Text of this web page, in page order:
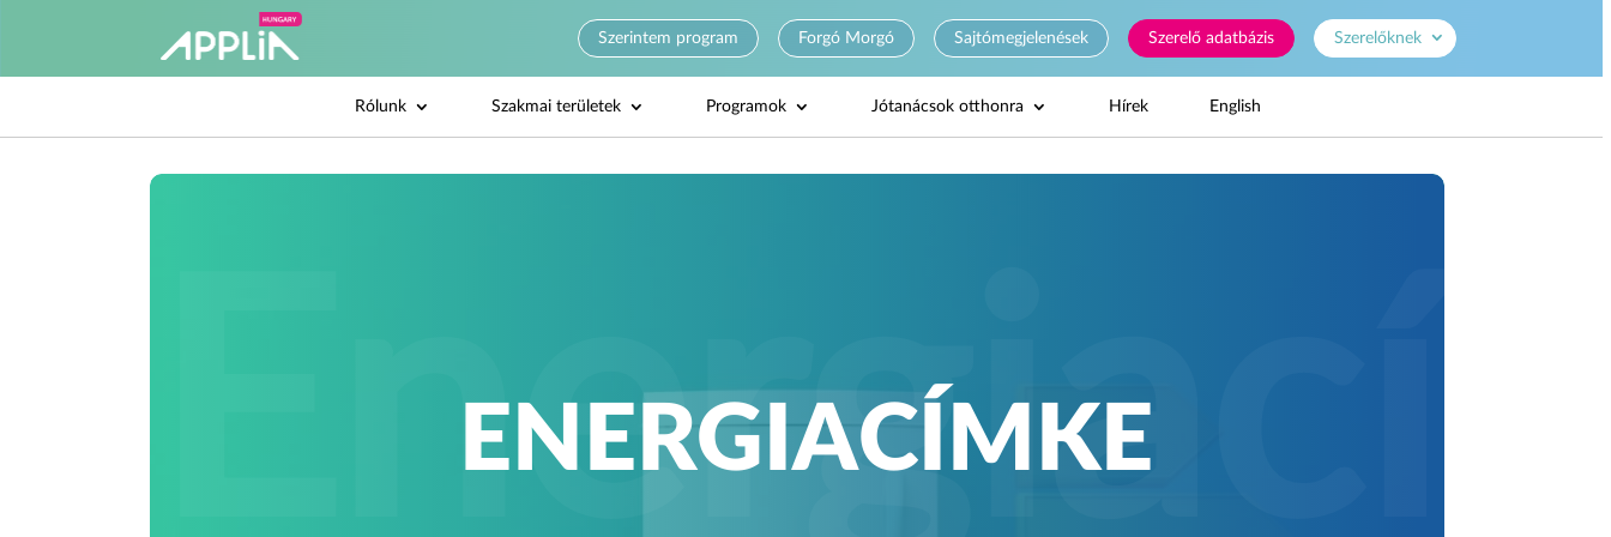
Szerintem program Forgó Morgó Sajtómegjelenések Szerelő adatbázis Szerelőknek
Rólunk Szakmai területek Programok Jótanácsok otthonra Hírek English
ENERGIACÍMKE